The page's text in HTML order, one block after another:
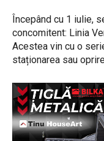
Începând cu 1 iulie,
concomitent: Linia
Acestea vin cu o
staționarea sau